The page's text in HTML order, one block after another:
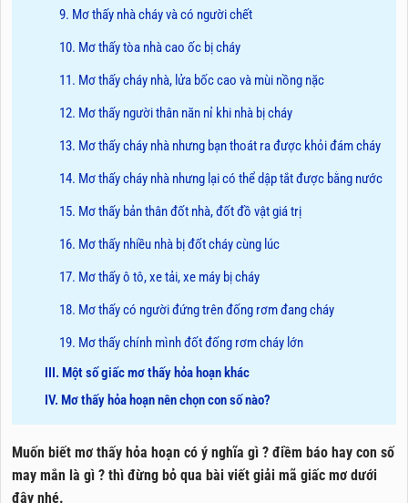
9. Mơ thấy nhà cháy và có người chết
10. Mơ thấy tòa nhà cao ốc bị cháy
11. Mơ thấy cháy nhà, lửa bốc cao và mùi nồng nặc
12. Mơ thấy người thân năn nỉ khi nhà bị cháy
13. Mơ thấy cháy nhà nhưng bạn thoát ra được khỏi đám cháy
14. Mơ thấy cháy nhà nhưng lại có thể dập tắt được bằng nước
15. Mơ thấy bản thân đốt nhà, đốt đồ vật giá trị
16. Mơ thấy nhiều nhà bị đốt cháy cùng lúc
17. Mơ thấy ô tô, xe tải, xe máy bị cháy
18. Mơ thấy có người đứng trên đống rơm đang cháy
19. Mơ thấy chính mình đốt đống rơm cháy lớn
III. Một số giấc mơ thấy hỏa hoạn khác
IV. Mơ thấy hỏa hoạn nên chọn con số nào?
Muốn biết mơ thấy hỏa hoạn có ý nghĩa gì ? điềm báo hay con số
may mắn là gì ? thì đừng bỏ qua bài viết giải mã giấc mơ dưới
đây nhé.